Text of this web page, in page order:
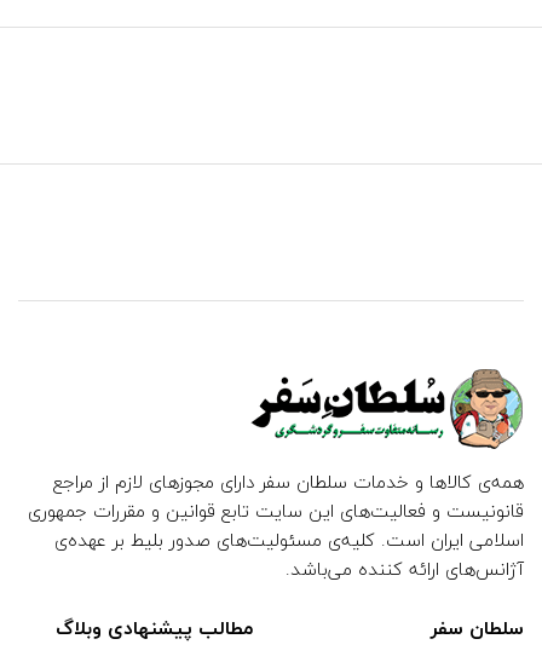
همه‌ی کالاها و خدمات سلطان سفر دارای مجوزهای لازم از مراجع
قانونیست و فعالیت‌های این سایت تابع قوانین و مقررات جمهوری
اسلامی ایران است. کلیه‌ی مسئولیت‌های صدور بلیط بر عهده‌ی
آژانس‌های ارائه کننده می‌باشد.
سلطان سفر مطالب پیشنهادی وبلاگ